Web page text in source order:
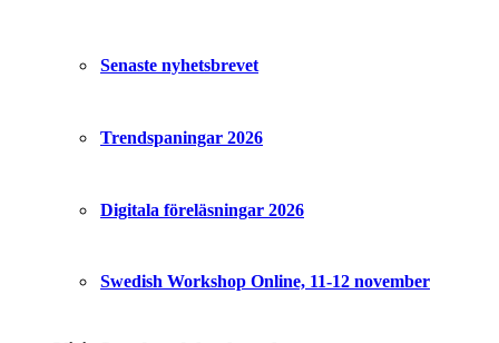
Senaste nyhetsbrevet
Trendspaningar 2026
Digitala föreläsningar 2026
Swedish Workshop Online, 11-12 november